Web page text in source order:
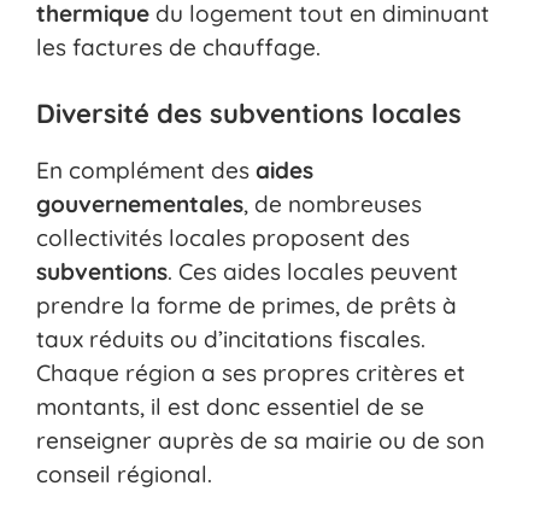
thermique du logement tout en diminuant
les factures de chauffage.
Diversité des subventions locales
En complément des aides
gouvernementales, de nombreuses
collectivités locales proposent des
subventions. Ces aides locales peuvent
prendre la forme de primes, de prêts à
taux réduits ou d’incitations fiscales.
Chaque région a ses propres critères et
montants, il est donc essentiel de se
renseigner auprès de sa mairie ou de son
conseil régional.